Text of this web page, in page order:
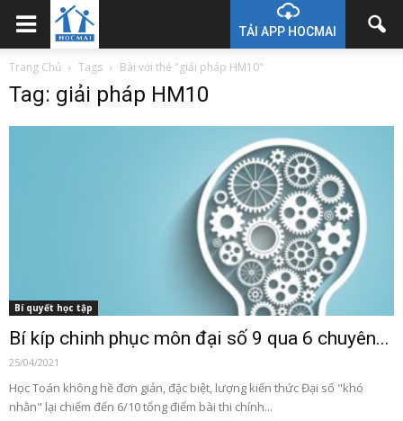
TẢI APP HOCMAI
Trang Chủ Tags Bài với thẻ "giải pháp HM10"
Tag: giải pháp HM10
Bí quyết học tập
Bí kíp chinh phục môn đại số 9 qua 6 chuyên...
25/04/2021
Học Toán không hề đơn giản, đặc biệt, lượng kiến thức Đại số "khó
nhằn" lại chiếm đến 6/10 tổng điểm bài thi chính...